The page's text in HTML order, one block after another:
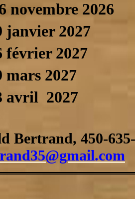
novembre 2026
janvier 2027
février 2027
2027
avril 2027
Bertrand, 450-